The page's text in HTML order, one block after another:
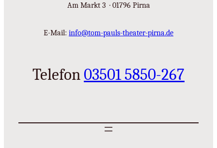
Am Markt 3 · 01796 Pirna
E-Mail: info@tom-pauls-theater-pirna.de
Telefon03501 5850-267